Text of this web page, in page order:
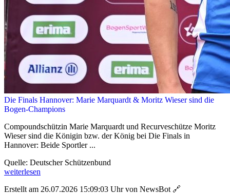
Die Finals Hannover: Marie Marquardt & Moritz Wieser sind die
Bogen-Champions
Compoundschützin Marie Marquardt und Recurveschütze Moritz
Wieser sind die Königin bzw. der König bei Die Finals in
Hannover: Beide Sportler ...
Quelle: Deutscher Schützenbund
weiterlesen
Erstellt am 26.07.2026 15:09:03 Uhr von NewsBot 🔗